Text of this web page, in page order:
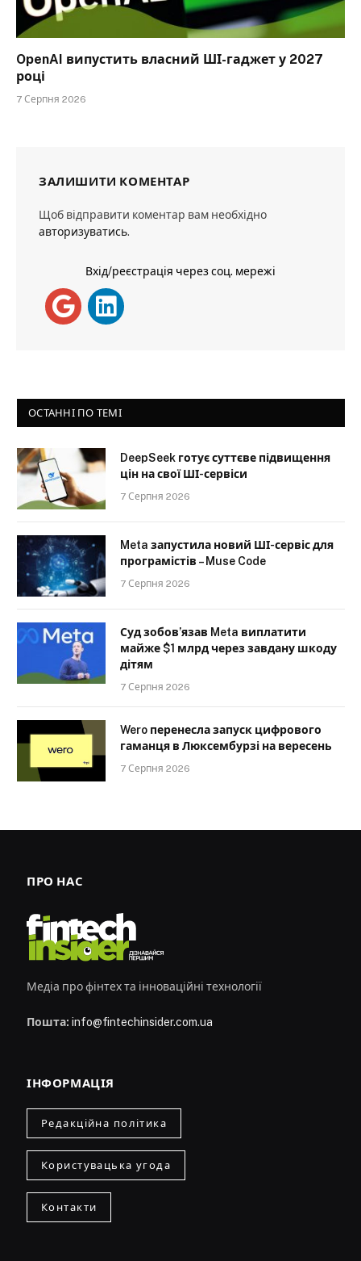
OpenAI випустить власний ШІ-гаджет у 2027
році
7 Серпня 2026
ЗАЛИШИТИ КОМЕНТАР
Щоб відправити коментар вам необхідно
авторизуватись.
Вхід/реєстрація через соц. мережі
ОСТАННІ ПО ТЕМІ
DeepSeek готує суттєве підвищення
цін на свої ШІ-сервіси
7 Серпня 2026
Meta запустила новий ШІ-сервіс для
програмістів – Muse Code
7 Серпня 2026
Суд зобов’язав Meta виплатити
майже $1 млрд через завдану шкоду
дітям
7 Серпня 2026
Wero перенесла запуск цифрового
гаманця в Люксембурзі на вересень
7 Серпня 2026
ПРО НАС
Медіа про фінтех та інноваційні технології
Пошта: info@fintechinsider.com.ua
ІНФОРМАЦІЯ
Редакційна політика
Користувацька угода
Контакти